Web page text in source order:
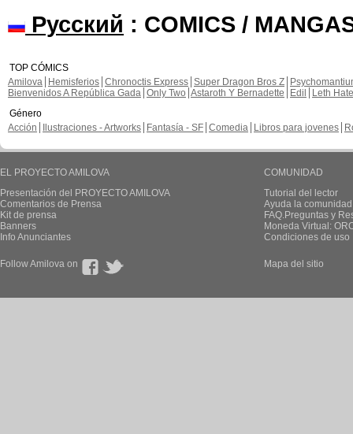
Русский : COMICS /
TOP CÓMICS
Amilova
Hemisferios Chronoctis Express Super Dragon Bros Z
Bienvenidos A República Gada Only Two Astaroth Y Bernadette Edil
Leth Hate
Género
Acción
Ilustraciones - Artworks Fantasía - SF Comedia Libros para jovenes
EL PROYECTO AMILOVA
Presentación del PROYECTO AMILOVA
Comentarios de Prensa
Kit de prensa
Banners
Info Anunciantes
COMUNIDAD
Tutorial del lector
Ayuda la
FAQ.Preguntas y
Moneda Virtual:
Condiciones de uso
Follow Amilova on Mapa del sitio